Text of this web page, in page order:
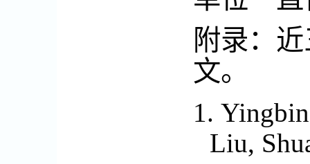
附录：
文。
1.
Liu,